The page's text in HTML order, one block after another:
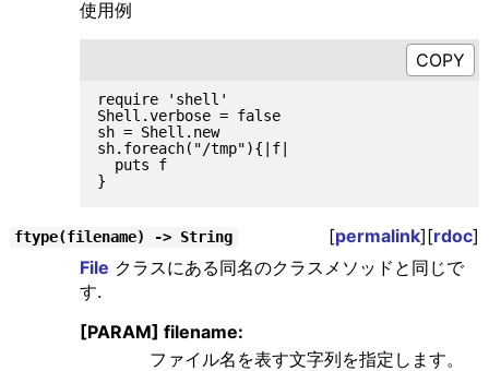
使用例
require 'shell'
Shell.verbose = false
sh = Shell.new
sh.foreach("/tmp"){|f|
  puts f
ftype(filename) -> String [permalink][rdoc]
File クラスにある同名のクラスメソッドと同じで
す.
[PARAM] filename:
ファイル名を表す文字列を指定します。